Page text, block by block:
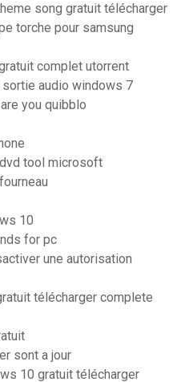
song gratuit télécharger
torche pour samsung
complet utorrent
audio windows 7
you quibblo
tool microsoft
10
for pc
une autorisation
télécharger complete
sont a jour
10 gratuit télécharger